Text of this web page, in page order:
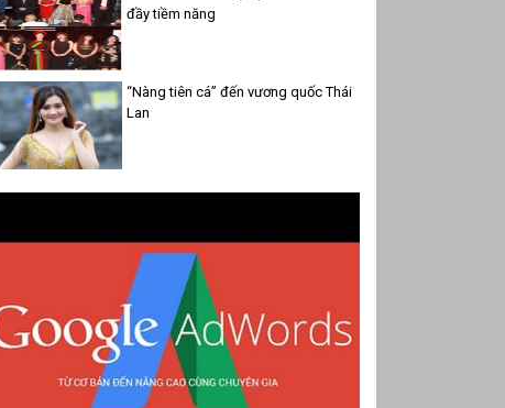
đầy tiềm năng
“Nàng tiên cá” đến vương quốc Thái
Lan